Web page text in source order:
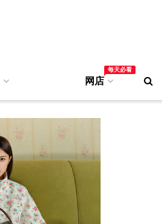
网店
每天必看